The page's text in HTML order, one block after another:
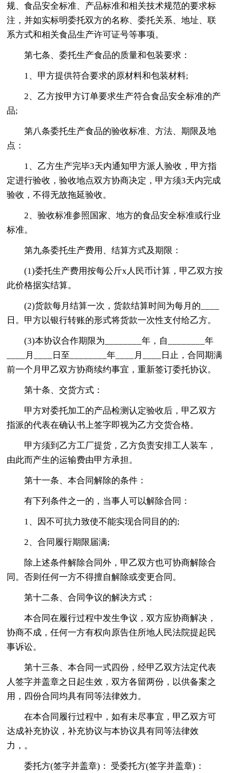
规、食品安全标准、产品标准和相关技术规范的要求标
注，并如实标明委托双方的名称、委托关系、地址、联
系方式和相关食品生产许可证号等事项。
第七条、委托生产食品的质量和包装要求：
1、甲方提供符合要求的原材料和包装材料;
2、乙方按甲方订单要求生产符合食品安全标准的产
品;
第八条委托生产食品的验收标准、方法、期限及地
点：
1、乙方生产完毕3天内通知甲方派人验收，甲方指
定进行验收，验收地点双方协商决定，甲方须3天内完成
验收，不得无故拖延验收。
2、验收标准参照国家、地方的食品安全标准或行业
标准。
第九条委托生产费用、结算方式及期限：
(1)委托生产费用按每公斤x人民币计算，甲乙双方按
此价格据实结算。
(2)货款每月结算一次，货款结算时间为每月的____
日。甲方以银行转账的形式将货款一次性支付给乙方。
(3)本协议合作期限为________年，自________年
____月____日至________年____月____日止，合同期满
前一个月甲乙双方协商续约事宜，重新签订委托协议。
第十条、交货方式：
甲方对委托加工的产品检测认定验收后，甲乙双方
指派的代表在确认书上签字即视为乙方交货合格。
甲方须到乙方工厂提货，乙方负责安排工人装车，
由此而产生的运输费由甲方承担。
第十一条、本合同解除的条件：
有下列条件之一的，当事人可以解除合同：
1、因不可抗力致使不能实现合同目的的;
2、合同履行期限届满;
除上述条件解除合同外，甲乙双方也可协商解除合
同。否则任何一方不得擅自解除或变更合同。
第十二条、合同争议的解决方式：
本合同在履行过程中发生争议，双方应协商解决，
协商不成，任何一方有权向原告住所地人民法院提起民
事诉讼。
第十三条、本合同一式四份，经甲乙双方法定代表
人签字并盖章之日起生效，双方各留两份，以供备案之
用，四份合同均具有同等法律效力。
在本合同履行过程中，如有未尽事宜，甲乙双方可
达成补充协议，补充协议与本协议具有同等法律效
力，。
委托方(签字并盖章)： 受委托方(签字并盖章)：